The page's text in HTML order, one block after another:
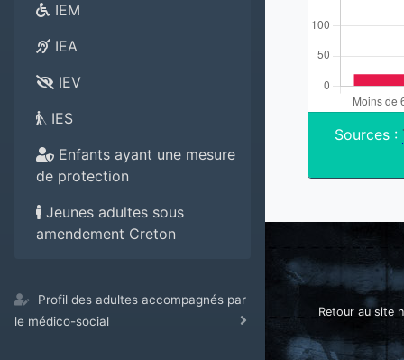
IEM
IEA
IEV
IES
Enfants ayant une mesure
de protection
Jeunes adultes sous
amendement Creton
Profil des adultes accompagnés par
le médico-social
Sources :
Retour au site